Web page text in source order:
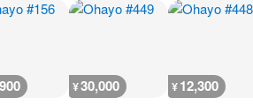
¥30,000 ¥12,300